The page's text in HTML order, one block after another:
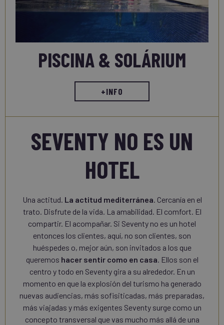
PISCINA & SOLÁRIUM
+INFO
SEVENTY NO ES UN
HOTEL
Una actitud. La actitud mediterránea. Cercanía en el
trato. Disfrute de la vida. La amabilidad. El comfort. El
compartir. El acompañar. Si Seventy no es un hotel
entonces los clientes, aquí, no son clientes, son
huéspedes o, mejor aún, son invitados a los que
queremos hacer sentir como en casa. Ellos son el
centro y todo en Seventy gira a su alrededor. En un
momento en que la explosión del turismo ha generado
nuevas audiencias, más sofisiticadas, más preparadas,
más viajadas y más exigentes Seventy surge como un
concepto transversal que vas mucho más allá de una